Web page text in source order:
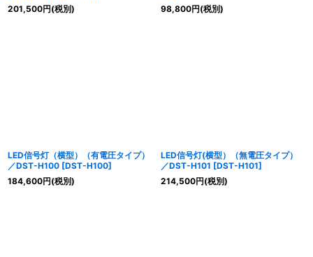
201,500円(税別)
98,800円(税別)
LED信号灯（横型）（有電圧タイプ）
／DST-H100 [DST-H100]
184,600円(税別)
LED信号灯(横型）（無電圧タイプ）
／DST-H101 [DST-H101]
214,500円(税別)